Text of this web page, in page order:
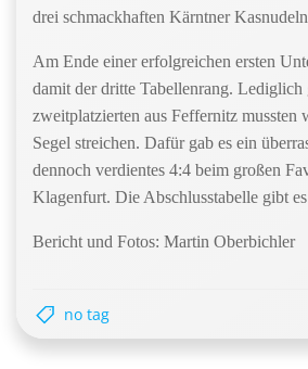
drei schmackhaften Kärntner
Am Ende einer erfolgreichen ersten
damit der dritte Tabellenrang. Lediglich
zweitplatzierten aus Feffernitz mussten
Segel streichen. Dafür gab es ein
dennoch verdientes 4:4 beim großen
Klagenfurt. Die Abschlusstabelle gibt es
Bericht und Fotos: Martin Oberbichler
no tag